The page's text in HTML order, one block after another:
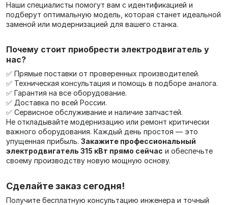
Наши специалисты помогут вам с идентификацией и
подберут оптимальную модель, которая станет идеальной
заменой или модернизацией для вашего станка.
Почему стоит приобрести электродвигатель у
нас?
✅ Прямые поставки от проверенных производителей.
✅ Техническая консультация и помощь в подборе аналога.
✅ Гарантия на все оборудование.
✅ Доставка по всей России.
✅ Сервисное обслуживание и наличие запчастей.
Не откладывайте модернизацию или ремонт критически
важного оборудования. Каждый день простоя — это
упущенная прибыль. Закажите профессиональный
электродвигатель 315 кВт прямо сейчас и обеспечьте
своему производству новую мощную основу.
Сделайте заказ сегодня!
Получите бесплатную консультацию инженера и точный